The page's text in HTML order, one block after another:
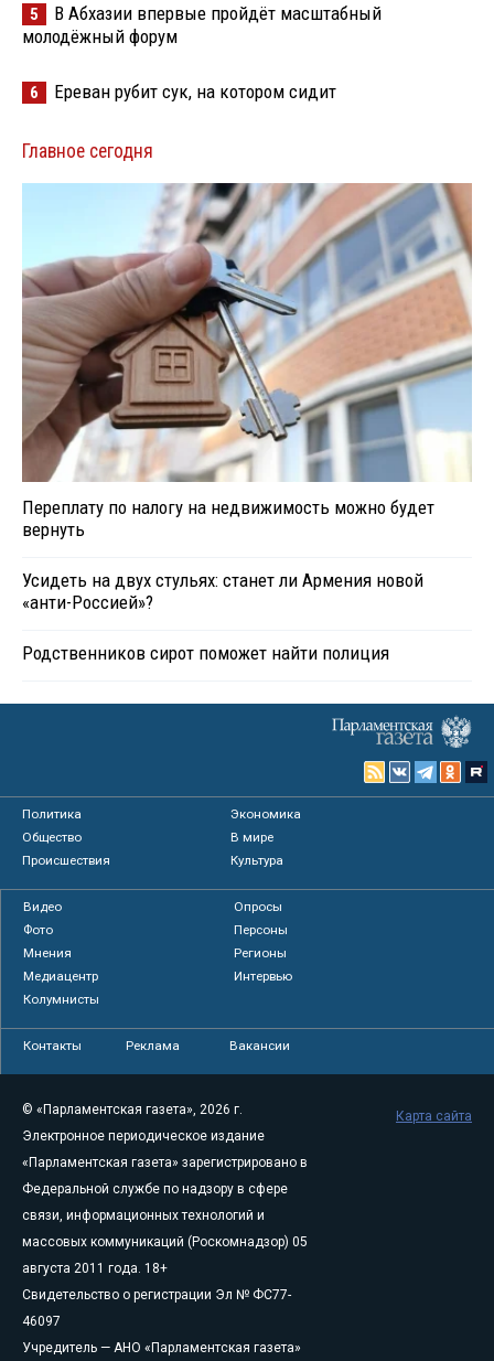
5
В Абхазии впервые пройдёт масштабный
молодёжный форум
6 Ереван рубит сук, на котором сидит
Главное сегодня
Переплату по налогу на недвижимость можно будет
вернуть
Усидеть на двух стульях: станет ли Армения новой
«анти-Россией»?
Родственников сирот поможет найти полиция
Политика
Экономика
Общество
В мире
Происшествия
Культура
Видео
Опросы
Фото
Персоны
Мнения
Регионы
Медиацентр
Интервью
Колумнисты
Контакты Реклама Вакансии
© «Парламентская газета», 2026 г.
Электронное периодическое издание
«Парламентская газета» зарегистрировано в
Федеральной службе по надзору в сфере
связи, информационных технологий и
массовых коммуникаций (Роскомнадзор) 05
августа 2011 года. 18+
Свидетельство о регистрации Эл № ФС77-
46097
Учредитель — АНО «Парламентская газета»
Карта сайта